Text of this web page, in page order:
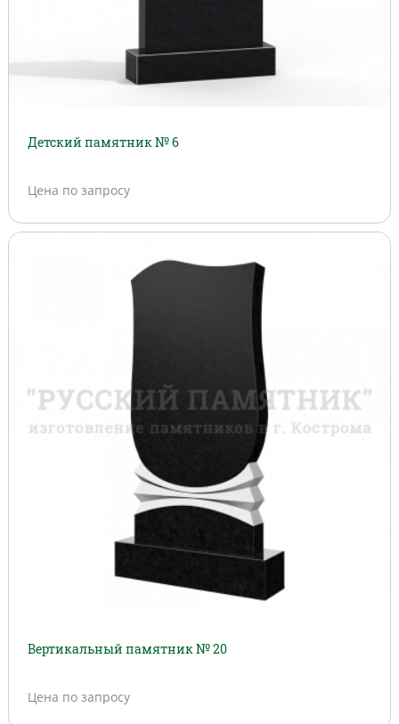
Детский памятник № 6
Цена по запросу
Вертикальный памятник № 20
Цена по запросу